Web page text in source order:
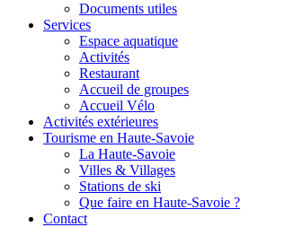
Documents utiles
Services
Espace aquatique
Activités
Restaurant
Accueil de groupes
Accueil Vélo
Activités extérieures
Tourisme en Haute-Savoie
La Haute-Savoie
Villes & Villages
Stations de ski
Que faire en Haute-Savoie ?
Contact